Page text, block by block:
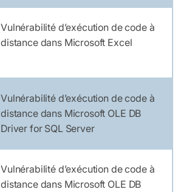
Vulnérabilité d’exécution de code à
distance dans Microsoft Excel
Vulnérabilité d’exécution de code à
distance dans Microsoft OLE DB
Driver for SQL Server
Vulnérabilité d’exécution de code à
distance dans Microsoft OLE DB